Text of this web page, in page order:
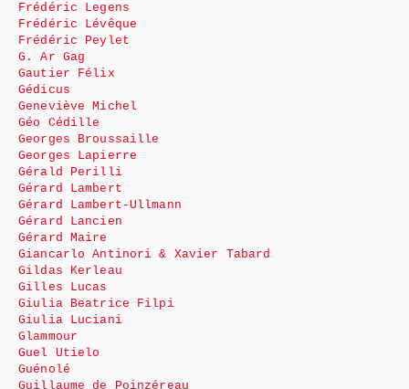
Frédéric Legens
Frédéric Lévêque
Frédéric Peylet
G. Ar Gag
Gautier Félix
Gédicus
Geneviève Michel
Géo Cédille
Georges Broussaille
Georges Lapierre
Gérald Perilli
Gérard Lambert
Gérard Lambert-Ullmann
Gérard Lancien
Gérard Maire
Giancarlo Antinori & Xavier Tabard
Gildas Kerleau
Gilles Lucas
Giulia Beatrice Filpi
Giulia Luciani
Glammour
Guel Utielo
Guénolé
Guillaume de Poinzéreau